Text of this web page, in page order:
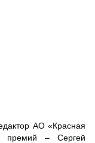
АО «Красная
премий – Сергей